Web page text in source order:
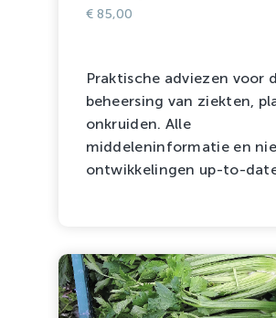
€85,00
Praktische adviezen voor
beheersing van ziekten,
onkruiden. Alle
middeleninformatie en
ontwikkelingen up-to-